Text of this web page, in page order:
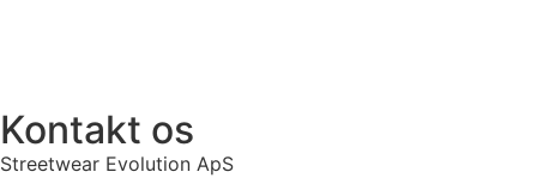
Kontakt os
Streetwear Evolution ApS